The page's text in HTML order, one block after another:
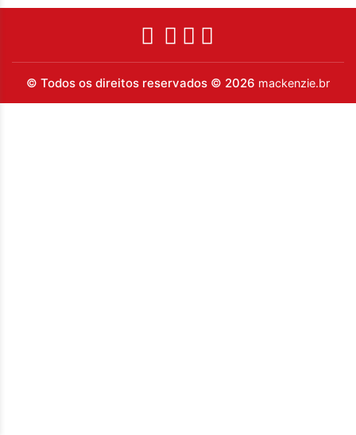
© Todos os direitos reservados © 2026 mackenzie.br